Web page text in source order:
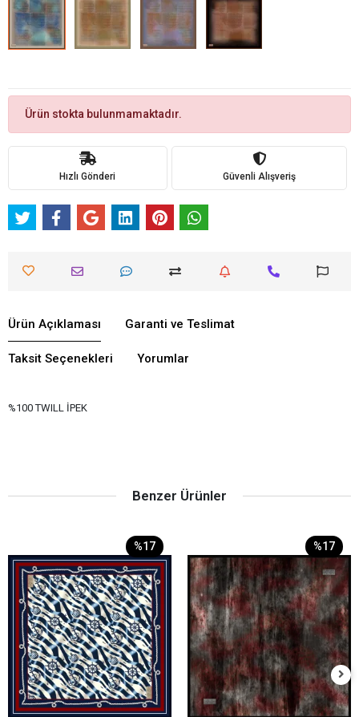
Ürün stokta bulunmamaktadır.
Hızlı Gönderi Güvenli Alışveriş
Ürün Açıklaması Garanti ve Teslimat
Taksit Seçenekleri Yorumlar
%100 TWILL İPEK
Benzer Ürünler
%17 %17